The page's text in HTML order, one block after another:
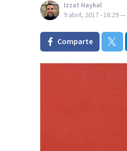
Izzat Haykal
9 abril, 2017 - 18:29—
Comparte